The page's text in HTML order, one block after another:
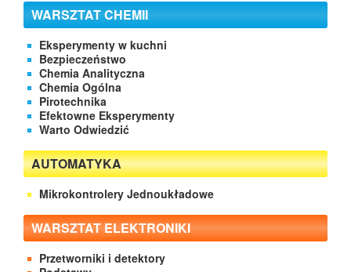
WARSZTAT CHEMII
Eksperymenty w kuchni
Bezpieczeństwo
Chemia Analityczna
Chemia Ogólna
Pirotechnika
Efektowne Eksperymenty
Warto Odwiedzić
AUTOMATYKA
Mikrokontrolery Jednoukładowe
WARSZTAT ELEKTRONIKI
Przetworniki i detektory